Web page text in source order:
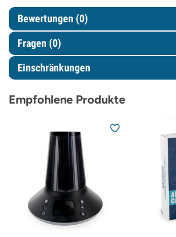
Bewertungen (0)
Fragen (0)
Einschränkungen
Empfohlene Produkte